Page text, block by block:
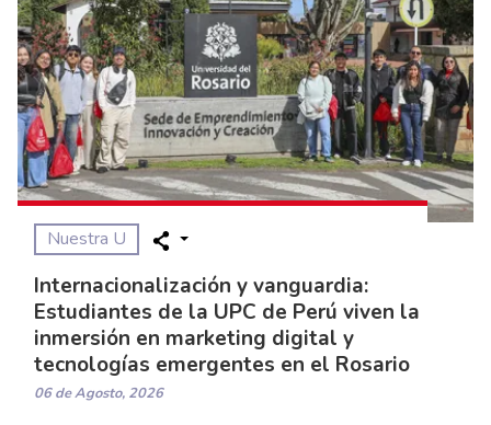
Nuestra U
Internacionalización y vanguardia:
Estudiantes de la UPC de Perú viven la
inmersión en marketing digital y
tecnologías emergentes en el Rosario
06 de Agosto, 2026